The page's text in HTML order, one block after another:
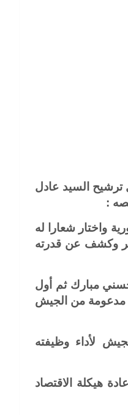
السيد عادل
:
واختار شعارا له
وكشف عن قدرته
جهة دعت إلى خلع حسني مبارك ثم أول
مدعومة من الجيش
لأداء وظيفته
هيكلة الاقتصاد